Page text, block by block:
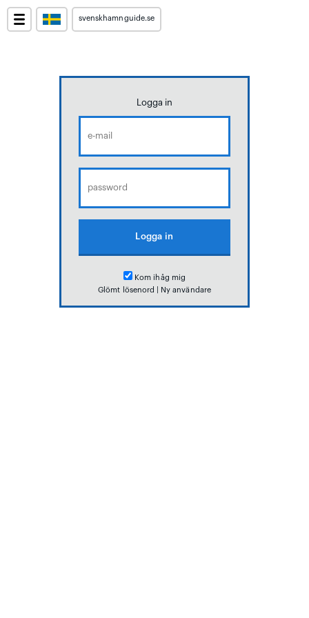
svenskhamnguide.se
Logga in
Kom ihåg mig
Glömt lösenord
Ny användare